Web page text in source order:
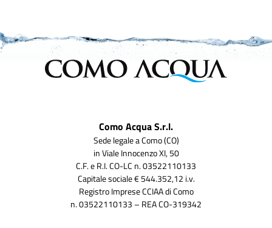
Como Acqua S.r.l.
Sede legale a Como (CO)
in Viale Innocenzo XI, 50
C.F. e R.I. CO-LC n. 03522110133
Capitale sociale € 544.352,12 i.v.
Registro Imprese CCIAA di Como
n. 03522110133 – REA CO-319342